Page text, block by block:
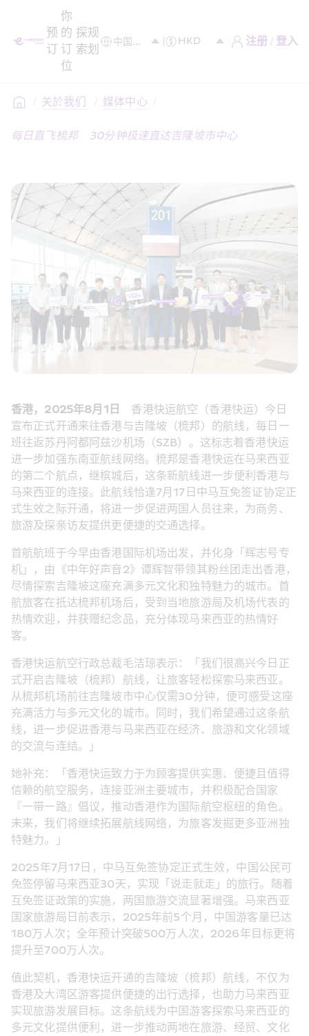
预
订
你
的
订
位
探
索
规
划
注册 / 登入
/ 关於我们 / 媒体中心 /
每日直飞梳邦　30分钟极速直达吉隆坡市中心
香港，2025年8月1日
香港快运航空（香港快运）今日
宣布正式开通来往香港与吉隆坡（梳邦）的航线，每日一
班往返苏丹阿都阿兹沙机场（SZB）。这标志着香港快运
进一步加强东南亚航线网络。梳邦是香港快运在马来西亚
的第二个航点，继槟城后，这条新航线进一步便利香港与
马来西亚的连接。此航线恰逢7月17日中马互免签证协定正
式生效之际开通，将进一步促进两国人员往来，为商务、
旅游及探亲访友提供更便捷的交通选择。
首航航班于今早由香港国际机场出发，并化身「辉志号专
机」，由《中年好声音2》谭辉智带领其粉丝团走出香港，
尽情探索吉隆坡这座充满多元文化和独特魅力的城市。首
航旅客在抵达梳邦机场后，受到当地旅游局及机场代表的
热情欢迎，并获赠纪念品，充分体现马来西亚的热情好
客。
香港快运航空行政总裁毛洁琼表示：「我们很高兴今日正
式开启吉隆坡（梳邦）航线，让旅客轻松探索马来西亚。
从梳邦机场前往吉隆坡市中心仅需30分钟，便可感受这座
充满活力与多元文化的城市。同时，我们希望通过这条航
线，进一步促进香港与马来西亚在经济、旅游和文化领域
的交流与连结。」
她补充：「香港快运致力于为顾客提供实惠、便捷且值得
信赖的航空服务，连接亚洲主要城市，并积极配合国家
『一带一路』倡议，推动香港作为国际航空枢纽的角色。
未来，我们将继续拓展航线网络，为旅客发掘更多亚洲独
特魅力。」
2025年7月17日，中马互免签协定正式生效，中国公民可
免签停留马来西亚30天，实现「说走就走」的旅行。随着
互免签证政策的实施，两国旅游交流显著增强。马来西亚
国家旅游局日前表示，2025年前5个月，中国游客量已达
180万人次；全年预计突破500万人次，2026年目标更将
提升至700万人次。
值此契机，香港快运开通的吉隆坡（梳邦）航线，不仅为
香港及大湾区游客提供便捷的出行选择，也助力马来西亚
实现旅游发展目标。这条航线为中国游客探索马来西亚的
多元文化提供便利，进一步推动两地在旅游、经贸、文化